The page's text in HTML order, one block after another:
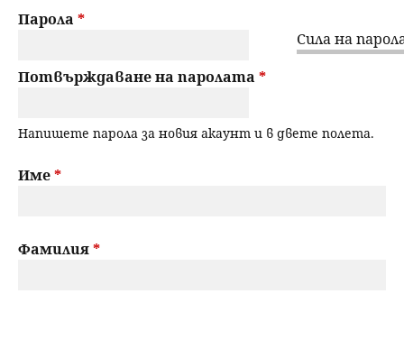
b
Сила на
Парола *
Потвърждаване на паролата *
Напишете парола за новия акаунт и в двете полета.
Име*
Фамилия*